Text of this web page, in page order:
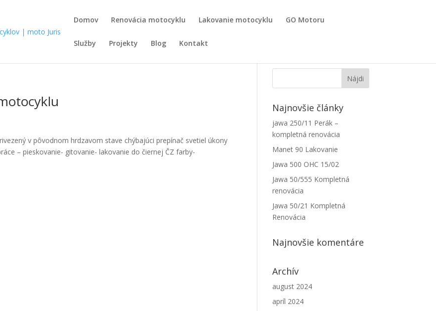
Domov Renovácia motocyklu Lakovanie motocyklu GO Motoru
Služby Projekty Blog Kontakt
v pôvodnom hrdzavom stave chýbajúci prepínač svetiel úkony
– pieskovanie- gitovanie- lakovanie do čiernej ČZ farby-
Najnovšie články
jawa 250/11 Perák –
kompletná renovácia
Manet 90 Lakovanie
Jawa 500 OHC 15/02
Jawa 50/555 Kompletná
renovácia
Jawa 50/21 Kompletná
Renovácia
Najnovšie komentáre
Archív
august 2024
apríl 2024